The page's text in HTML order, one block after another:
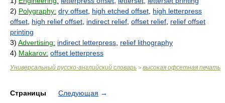
2) Polygraphy: dry offset high etched offset high letterpress
offset high relief offset indirect relief offset relief relief offset
printing
3) Advertising: indirect letterpress relief lithography
4) Makarov: offset letterpress
Универсальный русско-английский словарь > высокая офсетная печать
Страницы Следующая →